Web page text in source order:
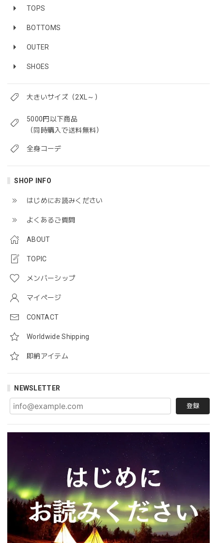
TOPS
BOTTOMS
OUTER
SHOES
大きいサイズ（2XL～）
5000円以下商品
（同時購入で送料無料）
全身コーデ
SHOP INFO
はじめにお読みください
よくあるご質問
ABOUT
TOPIC
メンバーシップ
マイページ
CONTACT
Worldwide Shipping
即納アイテム
NEWSLETTER
登録